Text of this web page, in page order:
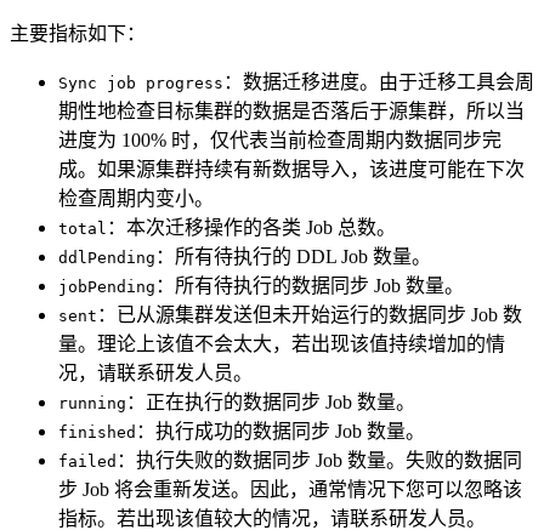
主要指标如下：
Sync job progress ：数据迁移进度。由于迁移工具会周
期性地检查目标集群的数据是否落后于源集群，所以当
进度为 100% 时，仅代表当前检查周期内数据同步完
成。如果源集群持续有新数据导入，该进度可能在下次
检查周期内变小。
total ：本次迁移操作的各类 Job 总数。
ddlPending ：所有待执行的 DDL Job 数量。
jobPending ：所有待执行的数据同步 Job 数量。
sent ：已从源集群发送但未开始运行的数据同步 Job 数
量。理论上该值不会太大，若出现该值持续增加的情
况，请联系研发人员。
running ：正在执行的数据同步 Job 数量。
finished ：执行成功的数据同步 Job 数量。
failed ：执行失败的数据同步 Job 数量。失败的数据同
步 Job 将会重新发送。因此，通常情况下您可以忽略该
指标。若出现该值较大的情况，请联系研发人员。